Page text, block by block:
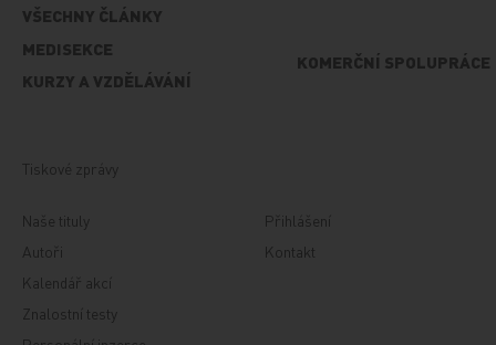
VŠECHNY ČLÁNKY
MEDISEKCE
KURZY A VZDĚLÁVÁNÍ
KOMERČNÍ SPOLUPRÁCE
Tiskové zprávy
Naše tituly
Autoři
Kalendář akcí
Znalostní testy
Přihlášení
Kontakt